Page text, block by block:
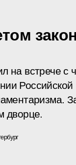
на встрече с
дворце.